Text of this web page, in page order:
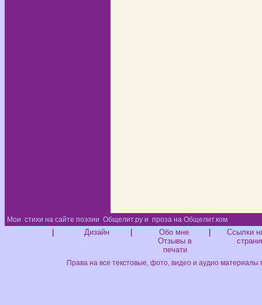
Мои стихи на сайте поэзии Общелит.ру и проза на Общелит.ком
Дизайн
Обо мне.
Отзывы в
печати
Ссылки
Права на все текстовые, фото, видео и аудио